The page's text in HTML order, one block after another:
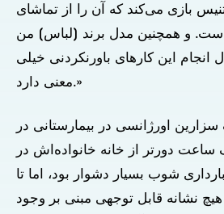
بازی می‌کند که آن را از تماشای
است. و همچنین مدل برند [لباس] من
انجام این کارهای باورنکردنی خیلی
معنی دارد.»
سزارین اورژانسی در بیمارستانی در
ساعت دورتر از خانه خانواده‌اش در
شوب بسیار دشوار بود، اما تا
نشانه قابل توجهی مبنی بر وجود